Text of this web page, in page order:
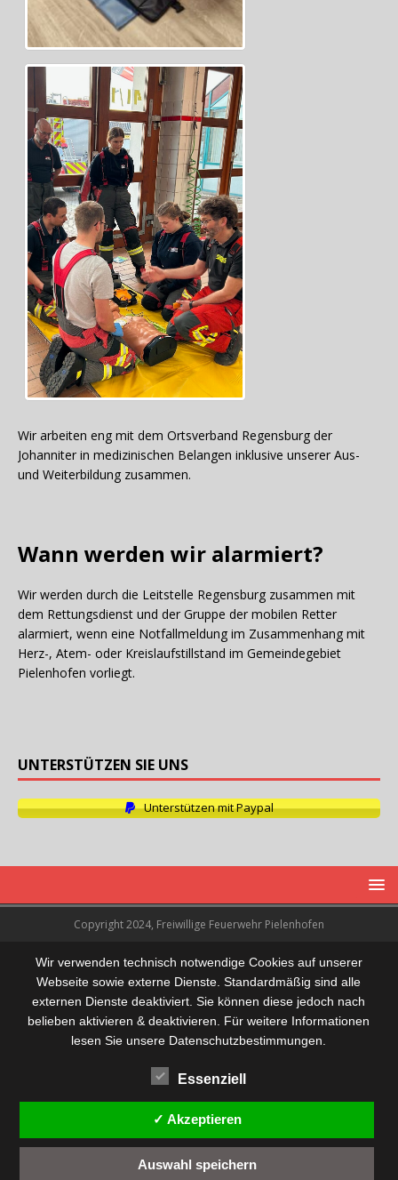
Wir arbeiten eng mit dem Ortsverband Regensburg der
Johanniter in medizinischen Belangen inklusive unserer Aus-
und Weiterbildung zusammen.
Wann werden wir alarmiert?
Wir werden durch die Leitstelle Regensburg zusammen mit
dem Rettungsdienst und der Gruppe der mobilen Retter
alarmiert, wenn eine Notfallmeldung im Zusammenhang mit
Herz-, Atem- oder Kreislaufstillstand im Gemeindegebiet
Pielenhofen vorliegt.
UNTERSTÜTZEN SIE UNS
Unterstützen mit Paypal
Copyright 2024, Freiwillige Feuerwehr Pielenhofen
Wir verwenden technisch notwendige Cookies auf unserer
Webseite sowie externe Dienste. Standardmäßig sind alle
externen Dienste deaktiviert. Sie können diese jedoch nach
belieben aktivieren & deaktivieren. Für weitere Informationen
lesen Sie unsere Datenschutzbestimmungen.
Essenziell
✓ Akzeptieren
Auswahl speichern